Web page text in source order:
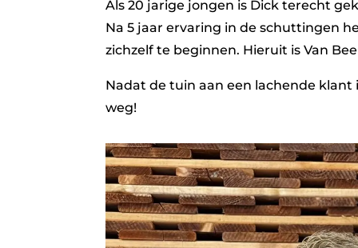
Als 20 jarige jongen is Dick terecht
Na 5 jaar ervaring in de schuttingen
zichzelf te beginnen. Hieruit is Van
Nadat de tuin aan een lachende
weg!